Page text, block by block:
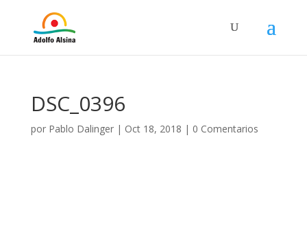
DSC_0396
por Pablo Dalinger| Oct 18, 2018 | 0 Comentarios